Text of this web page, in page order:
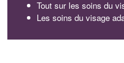
Tout sur les soins du
Les soins du visage